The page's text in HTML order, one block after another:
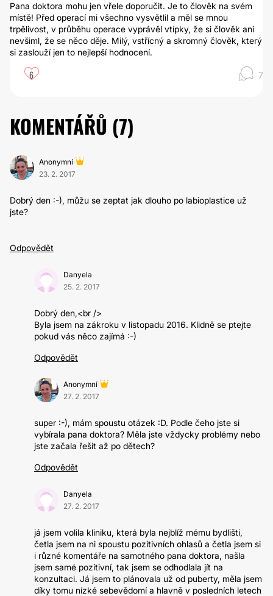
Pana doktora mohu jen vřele doporučit. Je to člověk na svém
místě! Před operací mi všechno vysvětlil a měl se mnou
trpělivost, v průběhu operace vyprávěl vtípky, že si člověk ani
nevšiml, že se něco děje. Milý, vstřícný a skromný člověk, který
si zaslouží jen to nejlepší hodnocení.
6 7
KOMENTÁŘŮ (7)
Anonymní
23. 2. 2017
Dobrý den :-), můžu se zeptat jak dlouho po labioplastice už
jste?
Odpovědět
Danyela
25. 2. 2017
Dobrý den,<br />
Byla jsem na zákroku v listopadu 2016. Klidně se ptejte
pokud vás něco zajímá :-)
Odpovědět
Anonymní
27. 2. 2017
super :-), mám spoustu otázek :D. Podle čeho jste si
vybírala pana doktora? Měla jste vždycky problémy nebo
jste začala řešit až po dětech?
Odpovědět
Danyela
27. 2. 2017
já jsem volila kliniku, která byla nejblíž mému bydlišti,
četla jsem na ni spoustu pozitivních ohlasů a četla jsem si
i různé komentáře na samotného pana doktora, našla
jsem samé pozitivní, tak jsem se odhodlala jít na
konzultaci. Já jsem to plánovala už od puberty, měla jsem
díky tomu nízké sebevědomí a hlavně v posledních letech